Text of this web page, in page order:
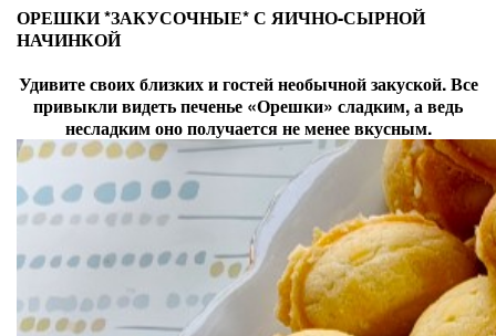
ОРЕШКИ *ЗАКУСОЧНЫЕ* С ЯИЧНО-СЫРНОЙ
НАЧИНКОЙ
Удивите своих близких и гостей необычной закуской. Все
привыкли видеть печенье «Орешки» сладким, а ведь
несладким оно получается не менее вкусным.